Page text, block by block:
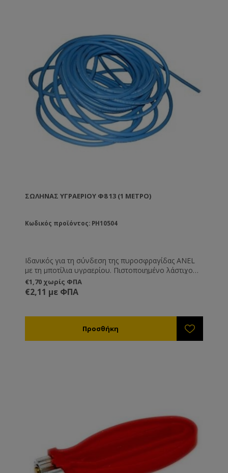
ΣΩΛΉΝΑΣ ΥΓΡΑΕΡΊΟΥ Φ8 13 (1 ΜΈΤΡΟ)
Κωδικός προϊόντος: PH10504
Ιδανικός για τη σύνδεση της πυροσφραγίδας ANEL
με τη μποτίλια υγραερίου. Πιστοποιημένο λάστιχο
τροφοδοσίας υγραερίου. Η χρήση εύφλεκτων
αερίων απαιτεί τα σωστά εργαλεία.
€1,70 χωρίς ΦΠΑ
€2,11 με ΦΠΑ